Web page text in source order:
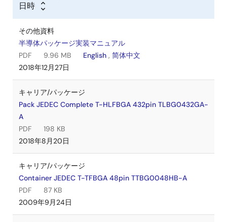
日時
その他資料
半導体パッケージ実装マニュアル
PDF
9.96 MB English , 简体中文
2018年12月27日
キャリア/パッケージ
Pack JEDEC Complete T-HLFBGA 432pin TLBG0432GA-
A
PDF
198 KB
2018年8月20日
キャリア/パッケージ
Container JEDEC T-TFBGA 48pin TTBG0048HB-A
PDF
87 KB
2009年9月24日